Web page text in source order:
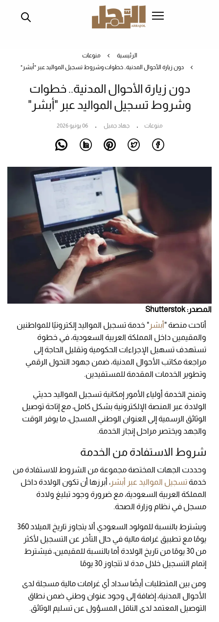
الرئيسية
منوعات
دون زيارة الأحوال المدنية.. خطوات وشروط تسجيل المواليد عبر "أبشر"
دون زيارة الأحوال المدنية.. خطوات
وشروط تسجيل المواليد عبر "أبشر"
منوعات جهاد جميل 06 يونيو 2026
المصدر: Shutterstok
أتاحت منصة "أبشر " خدمة تسجيل المواليد إلكترونيًا للمواطنين
والمقيمين داخل المملكة العربية السعودية، في خطوة
تستهدف تسهيل الإجراءات الحكومية وتقليل الحاجة إلى
مراجعة مكاتب الأحوال المدنية، ضمن جهود التحول الرقمي
وتطوير الخدمات المقدمة للمستفيدين.
وتمنح الخدمة أولياء الأمور إمكانية تسجيل المواليد حديثي
الولادة عبر المنصة الإلكترونية بشكل كامل، مع إتاحة توصيل
الوثائق الرسمية إلى العنوان الوطني المسجل، ما يوفر الوقت
والجهد ويختصر مراحل إنجاز الخدمة.
شروط الاستفادة من الخدمة
وحددت الجهات المختصة مجموعة من الشروط للاستفادة من
خدمة تسجيل المواليد عبر أبشر ، أبرزها أن تكون الولادة داخل
المملكة العربية السعودية، مع ضرورة وجود تبليغ ولادة
مسجل في نظام وزارة الصحة.
ويشترط بالنسبة للمولود السعودي ألا يتجاوز تاريخ الميلاد 360
يومًا مع تطبيق غرامة مالية في حال التأخر عن التسجيل لأكثر
من 30 يومًا من تاريخ الولادة أما بالنسبة للمقيمين، فيشترط
إتمام التسجيل خلال مدة لا تتجاوز 30 يومًا
ومن بين المتطلبات أيضًا سداد أي غرامات مالية مسجلة لدى
الأحوال المدنية، إضافة إلى وجود عنوان وطني ضمن نطاق
التوصيل المعتمد لدى الناقل المسؤول عن تسليم الوثائق.